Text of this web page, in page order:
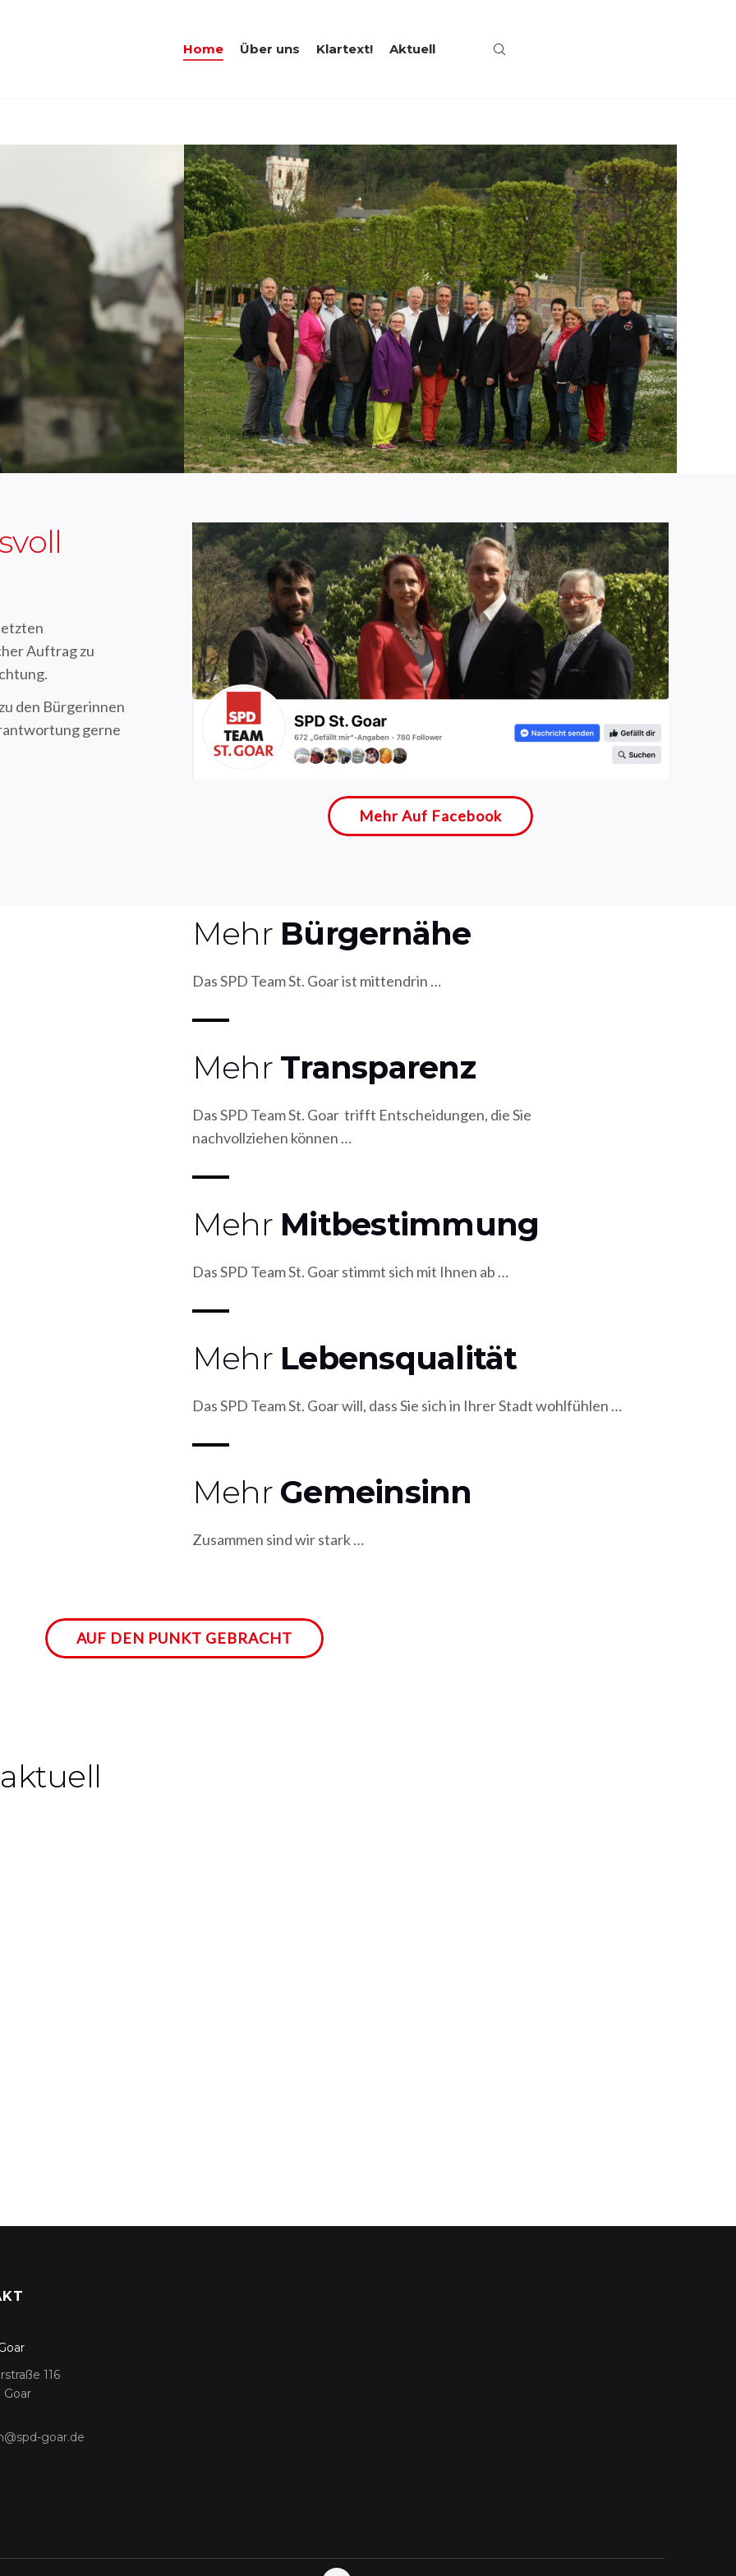
Home Über uns Klartext! Aktuell
Auftrag zu
den Bürgerinnen
gerne
Mehr Auf Facebook
Mehr Bürgernähe
Das SPD Team St. Goar ist mittendrin …
Mehr Transparenz
Das SPD Team St. Goar trifft Entscheidungen, die Sie
nachvollziehen können …
Mehr Mitbestimmung
Das SPD Team St. Goar stimmt sich mit Ihnen ab …
Mehr Lebensqualität
Das SPD Team St. Goar will, dass Sie sich in Ihrer Stadt wohlfühlen …
Mehr Gemeinsinn
Zusammen sind wir stark …
AUF DEN PUNKT GEBRACHT
aktuell
116
Goar
goar.de